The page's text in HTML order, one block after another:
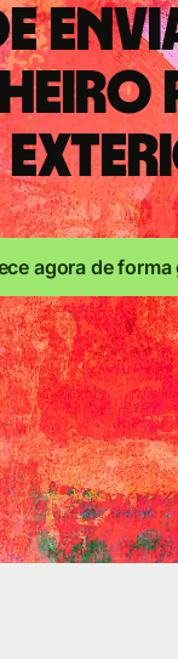
agora de